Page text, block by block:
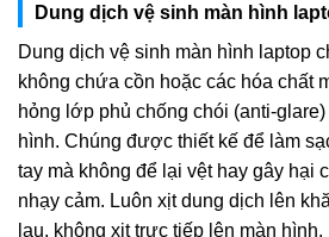
Dung dịch vệ sinh màn hình
Dung dịch vệ sinh màn hình laptop
không chứa cồn hoặc các hóa chất
hỏng lớp phủ chống chói (anti-
hình. Chúng được thiết kế để làm
tay mà không để lại vệt hay gây hại
nhạy cảm. Luôn xịt dung dịch lên
lau, không xịt trực tiếp lên màn hình.